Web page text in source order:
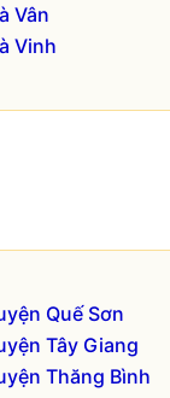
Vân
Vinh
Quế Sơn
Tây Giang
Thăng Bình